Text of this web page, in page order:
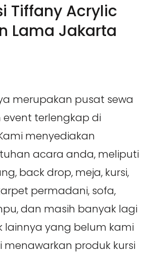
Tiffany Acrylic
Lama Jakarta
merupakan pusat sewa
terlengkap di
menyediakan
acara anda, meliputi
back drop, meja, kursi,
permadani, sofa,
dan masih banyak lagi
lainnya yang belum kami
menawarkan produk kursi